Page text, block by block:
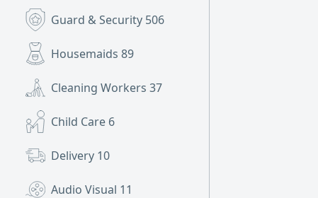
Guard & Security 506
Housemaids 89
Cleaning Workers 37
Child Care 6
Delivery 10
Audio Visual 11